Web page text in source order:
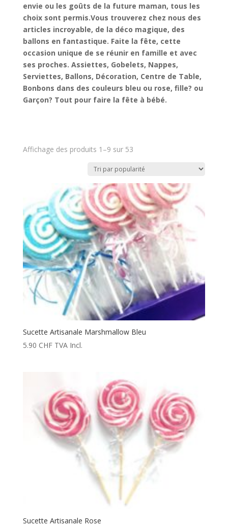
envie ou les goûts de la future maman, tous les
choix sont permis.Vous trouverez chez nous des
articles incroyable, de la déco magique, des
ballons en fantastique. Faite la fête, cette
occasion unique de se réunir en famille et avec
ses proches. Assiettes, Gobelets, Nappes,
Serviettes, Ballons, Décoration, Centre de Table,
Bonbons dans des couleurs bleu ou rose, fille? ou
Garçon? Tout pour faire la fête à bébé.
Affichage des produits 1–9 sur 53
Sucette Artisanale Marshmallow Bleu
5.90 CHF TVA Incl.
Sucette Artisanale Rose